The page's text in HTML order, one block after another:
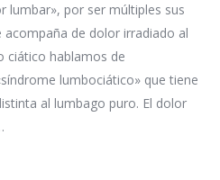
lumbar», por ser múltiples sus
acompaña de dolor irradiado al
ciático hablamos de
lumbociático» que tiene
al lumbago puro. El dolor